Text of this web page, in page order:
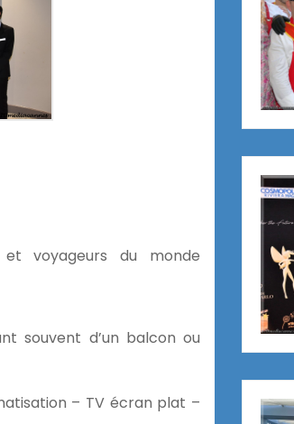
voyageurs du monde
souvent d’un balcon ou
– TV écran plat –